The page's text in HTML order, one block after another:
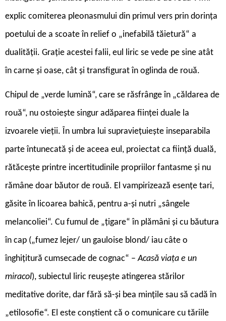
explic comiterea pleonasmului din primul vers prin dorința
poetului de a scoate în relief o „inefabilă tăietură“ a
dualității. Grație acestei falii, eul liric se vede pe sine atât
în carne și oase, cât și transfigurat în oglinda de rouă.
Chipul de „verde lumină“, care se răsfrânge în „căldarea de
rouă“, nu ostoiește singur adăparea ființei duale la
izvoarele vieții. În umbra lui supraviețuiește inseparabila
parte întunecată și de aceea eul, proiectat ca ființă duală,
rătăcește printre incertitudinile propriilor fantasme și nu
rămâne doar băutor de rouă. El vampirizează esențe tari,
găsite în licoarea bahică, pentru a-și nutri „sângele
melancoliei“. Cu fumul de „țigare“ în plămâni și cu băutura
în cap („fumez lejer/ un gauloise blond/ iau câte o
înghițitură cumsecade de cognac“ –Acasă viața e un
miracol), subiectul liric reușește atingerea stărilor
meditative dorite, dar fără să-și bea mințile sau să cadă în
„etilosofie“. El este conștient că o comunicare cu tăriile